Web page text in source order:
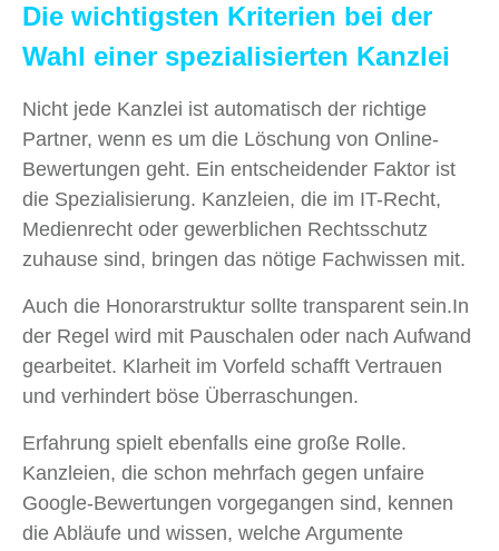
Die wichtigsten Kriterien bei der
Wahl einer spezialisierten Kanzlei
Nicht jede Kanzlei ist automatisch der richtige
Partner, wenn es um die Löschung von Online-
Bewertungen geht. Ein entscheidender Faktor ist
die Spezialisierung. Kanzleien, die im IT-Recht,
Medienrecht oder gewerblichen Rechtsschutz
zuhause sind, bringen das nötige Fachwissen mit.
Auch die Honorarstruktur sollte transparent sein.In
der Regel wird mit Pauschalen oder nach Aufwand
gearbeitet. Klarheit im Vorfeld schafft Vertrauen
und verhindert böse Überraschungen.
Erfahrung spielt ebenfalls eine große Rolle.
Kanzleien, die schon mehrfach gegen unfaire
Google-Bewertungen vorgegangen sind, kennen
die Abläufe und wissen, welche Argumente